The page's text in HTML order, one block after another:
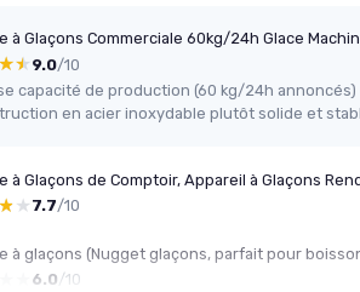
9.0/10
7.7/10
6.0 /10